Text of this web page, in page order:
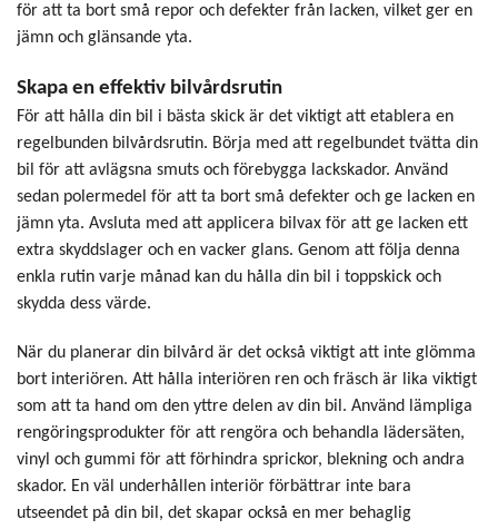
för att ta bort små repor och defekter från lacken, vilket ger en
jämn och glänsande yta.
Skapa en effektiv bilvårdsrutin
För att hålla din bil i bästa skick är det viktigt att etablera en
regelbunden bilvårdsrutin. Börja med att regelbundet tvätta din
bil för att avlägsna smuts och förebygga lackskador. Använd
sedan polermedel för att ta bort små defekter och ge lacken en
jämn yta. Avsluta med att applicera bilvax för att ge lacken ett
extra skyddslager och en vacker glans. Genom att följa denna
enkla rutin varje månad kan du hålla din bil i toppskick och
skydda dess värde.
När du planerar din bilvård är det också viktigt att inte glömma
bort interiören. Att hålla interiören ren och fräsch är lika viktigt
som att ta hand om den yttre delen av din bil. Använd lämpliga
rengöringsprodukter för att rengöra och behandla lädersäten,
vinyl och gummi för att förhindra sprickor, blekning och andra
skador. En väl underhållen interiör förbättrar inte bara
utseendet på din bil, det skapar också en mer behaglig